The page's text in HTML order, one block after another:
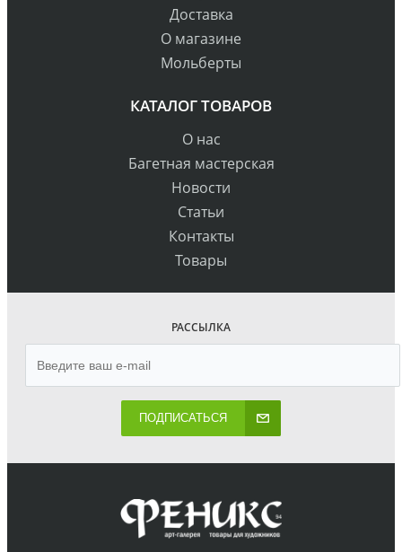
Доставка
О магазине
Мольберты
КАТАЛОГ ТОВАРОВ
О нас
Багетная мастерская
Новости
Статьи
Контакты
Товары
РАССЫЛКА
ПОДПИСАТЬСЯ